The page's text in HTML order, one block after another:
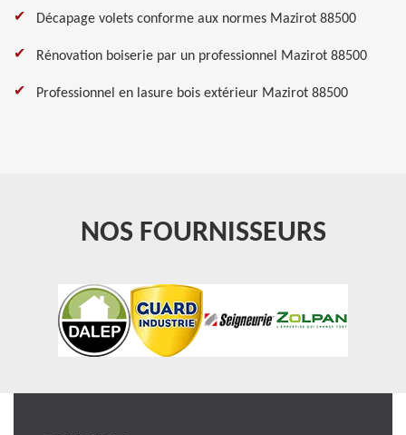
Décapage volets conforme aux normes Mazirot 88500
Rénovation boiserie par un professionnel Mazirot 88500
Professionnel en lasure bois extérieur Mazirot 88500
NOS FOURNISSEURS